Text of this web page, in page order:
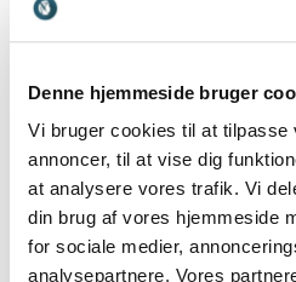
Denne hjemmeside bruger
Vi bruger cookies til at tilpasse
annoncer, til at vise dig
at analysere vores trafik. Vi
din brug af vores hjemmeside
for sociale medier,
analysepartnere. Vores
samfundets udvikling.
Kristina Schou
Madsen
med